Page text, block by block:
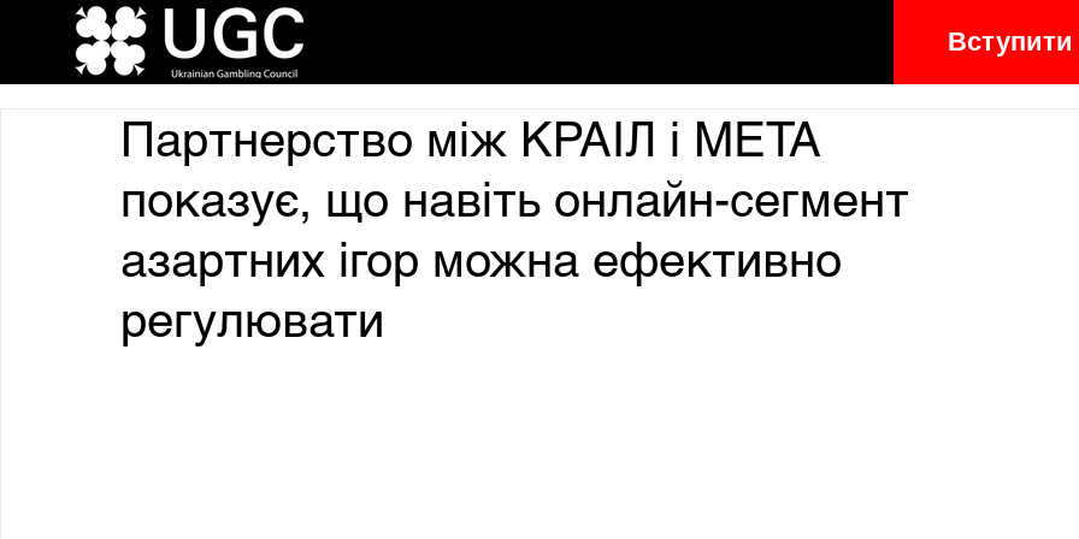
Вступити
Партнерство між КРАІЛ і META
показує, що навіть онлайн-сегмент
азартних ігор можна ефективно
регулювати